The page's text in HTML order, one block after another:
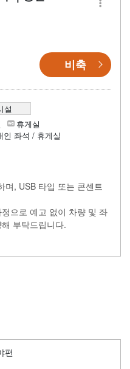
비축
설
휴게실
인 좌석 / 휴게실
며, USB 타입 또는 콘센트
으로 예고 없이 차량 및 좌
부탁드립니다.
편